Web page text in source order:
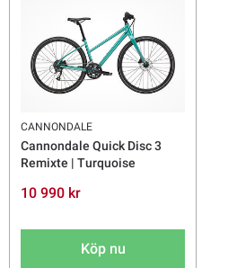
CANNONDALE
Cannondale Quick Disc 3
Remixte | Turquoise
10 990 kr
Köp nu